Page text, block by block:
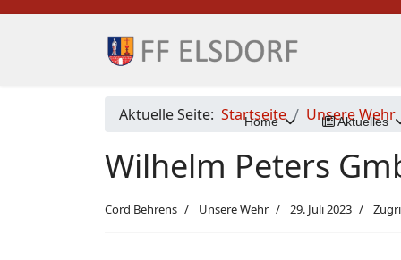
Home Aktuelles
Aktuelle Seite: Startseite Unsere Wehr
Wilhelm Peters
Cord Behrens Unsere Wehr 29. Juli 2023